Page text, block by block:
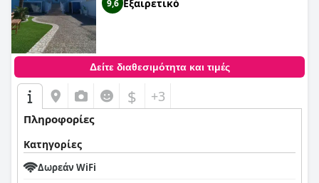
9,6 Εξαιρετικό
Δείτε διαθεσιμότητα και τιμές
$ +3
Πληροφορίες
Κατηγορίες
Δωρεάν WiFi